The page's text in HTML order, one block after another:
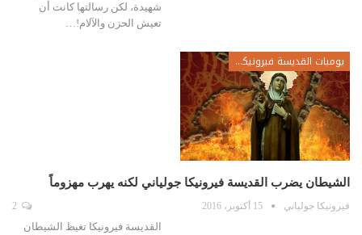
شهيدة، لكن رسالتها كانت أن
تعيش الحزن والآلام!…
يوميات القديسة فيرونيكا جولياني
الشيطان يضرب القديسة فيرونيكا جولياني لكنه يهرب مهزوماً
فيرونيكا جولياني 15 أكتوبر، 2016
القديسة فيرونيكا تغيظ الشيطان